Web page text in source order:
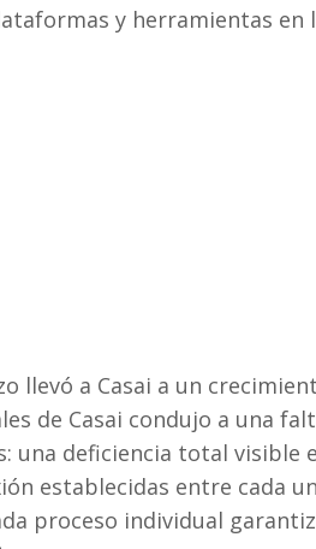
y herramientas
llevó a Casai a un
de Casai condujo a una
una deficiencia total visible
establecidas entre cada
proceso individual